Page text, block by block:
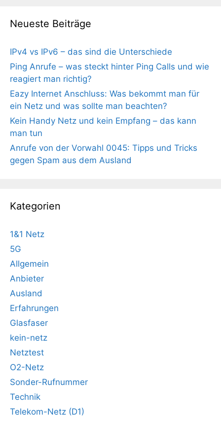
Neueste Beiträge
IPv4 vs IPv6 – das sind die Unterschiede
Ping Anrufe – was steckt hinter Ping Calls und wie
reagiert man richtig?
Eazy Internet Anschluss: Was bekommt man für
ein Netz und was sollte man beachten?
Kein Handy Netz und kein Empfang – das kann
man tun
Anrufe von der Vorwahl 0045: Tipps und Tricks
gegen Spam aus dem Ausland
Kategorien
1&1 Netz
5G
Allgemein
Anbieter
Ausland
Erfahrungen
Glasfaser
kein-netz
Netztest
O2-Netz
Sonder-Rufnummer
Technik
Telekom-Netz (D1)